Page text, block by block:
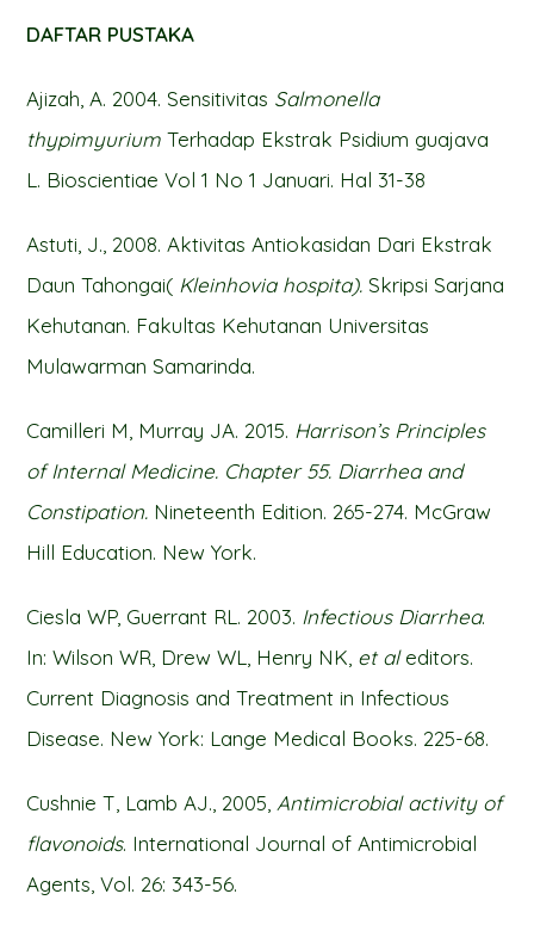
DAFTAR PUSTAKA
Ajizah, A. 2004. Sensitivitas Salmonella
thypimyuriumTerhadap Ekstrak Psidium guajava
L. Bioscientiae Vol 1 No 1 Januari. Hal 31-38
Astuti, J., 2008. Aktivitas Antiokasidan Dari Ekstrak
Daun Tahongai( Kleinhovia hospita). Skripsi Sarjana
Kehutanan. Fakultas Kehutanan Universitas
Mulawarman Samarinda.
Camilleri M, Murray JA. 2015. Harrison’s Principles
of Internal Medicine. Chapter 55. Diarrhea and
Constipation. Nineteenth Edition. 265-274. McGraw
Hill Education. New York.
Ciesla WP, Guerrant RL. 2003. Infectious Diarrhea.
In: Wilson WR, Drew WL, Henry NK, et aleditors.
Current Diagnosis and Treatment in Infectious
Disease. New York: Lange Medical Books. 225-68.
Cushnie T, Lamb AJ., 2005, Antimicrobial activity of
flavonoids. International Journal of Antimicrobial
Agents, Vol. 26: 343-56.